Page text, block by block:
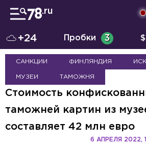
+24 Пробки 3 $
САНКЦИИ ФИНЛЯНДИЯ
МУЗЕИ ТАМОЖНЯ
Стоимость
таможней картин из
составляет 42 млн евро
6 АПРЕЛЯ 2022,